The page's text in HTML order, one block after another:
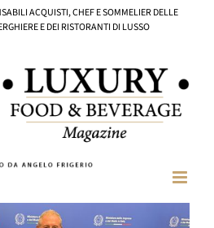
ACQUISTI, CHEF E SOMMELIER DELLE
E DEI RISTORANTI DI LUSSO